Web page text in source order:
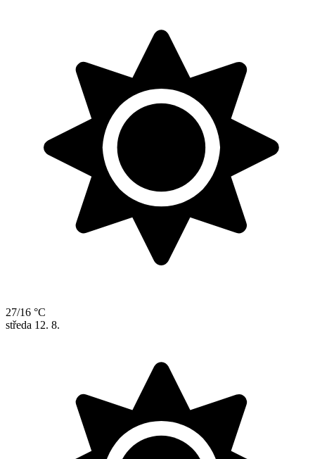
27/16 °C
středa 12. 8.